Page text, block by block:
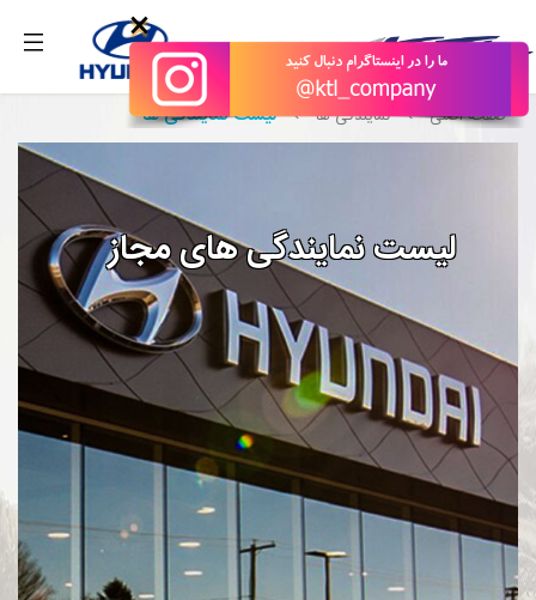
×
صفحه اصلی نمایندگی ها لیست نمایندگی ها
لیست نمایندگی های مجاز